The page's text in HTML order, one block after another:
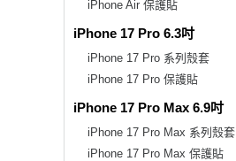
iPhone Air 保護貼
iPhone 17 Pro 6.3吋
iPhone 17 Pro 系列殼套
iPhone 17 Pro 保護貼
iPhone 17 Pro Max 6.9吋
iPhone 17 Pro Max 系列殼套
iPhone 17 Pro Max 保護貼